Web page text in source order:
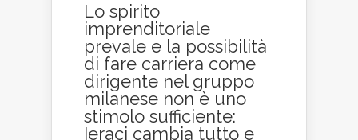
Lo spirito
imprenditoriale
prevale e la possibilità
di fare carriera come
dirigente nel gruppo
milanese non è uno
stimolo sufficiente:
Ieraci cambia tutto e